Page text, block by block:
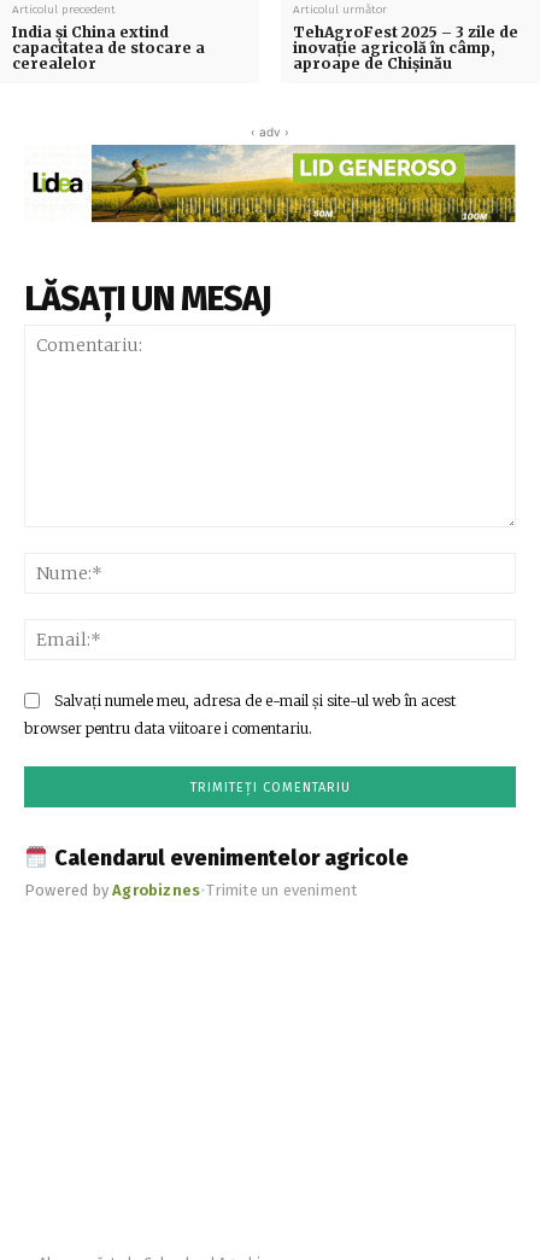
Articolul precedent
India și China extind
capacitatea de stocare a
cerealelor
Articolul următor
TehAgroFest 2025 – 3 zile de
inovație agricolă în câmp,
aproape de Chișinău
‹ adv ›
LĂSAȚI UN MESAJ
Salvați numele meu, adresa de e-mail și site-ul web în acest
browser pentru data viitoare i comentariu.
Calendarul evenimentelor agricole
Powered byAgrobiznes•Trimite un eveniment